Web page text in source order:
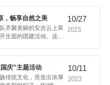
，畅享自然之美 10/27
2023
庆”主题活动 10/11
2023